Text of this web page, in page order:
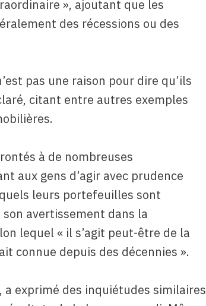
», ajoutant que les
des récessions ou des
pas une raison pour dire qu’ils
citant entre autres exemples
à de nombreuses
aux gens d’agir avec prudence
leurs portefeuilles sont
avertissement dans la
lequel « il s’agit peut-être de la
connue depuis des décennies ».
a exprimé des inquiétudes similaires